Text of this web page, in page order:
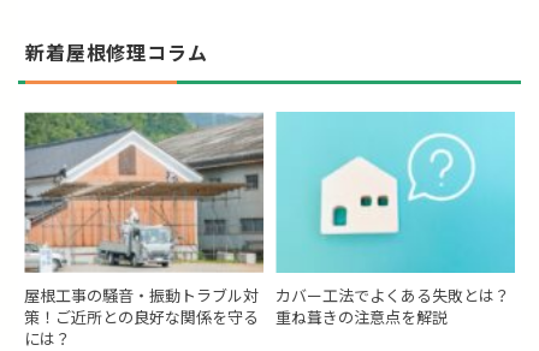
新着屋根修理コラム
屋根工事の騒音・振動トラブル対
策！ご近所との良好な関係を守る
には？
カバー工法でよくある失敗とは？
重ね葺きの注意点を解説